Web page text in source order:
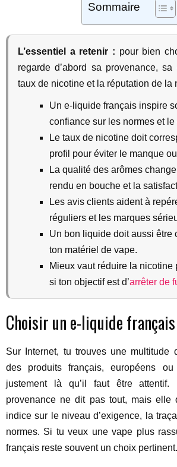
Sommaire
L’essentiel a retenir : pour bien
regarde d’abord sa provenance, sa
taux de nicotine et la réputation de la
Un e-liquide français inspire
confiance sur les normes et
Le taux de nicotine doit
profil pour éviter le manque
La qualité des arômes
rendu en bouche et la
Les avis clients aident à
réguliers et les marques
Un bon liquide doit aussi être
ton matériel de vape.
Mieux vaut réduire la nicotine
si ton objectif est d’arrêter de
Choisir un e-liquide français
Sur Internet, tu trouves une multitude
des produits français, européens ou
justement là qu’il faut être
provenance ne dit pas tout, mais elle
indice sur le niveau d’exigence, la
normes. Si tu veux une vape plus
français reste souvent un choix pertinent.